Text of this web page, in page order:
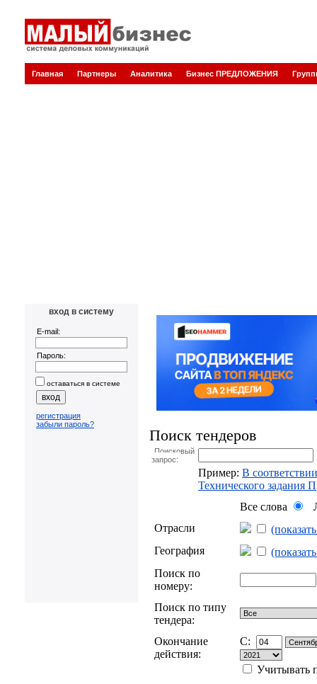
Главная Партнеры Аналитика Бизнес ПРЕДЛОЖЕНИЯ
вход в систему
E-mail:
Пароль:
оставаться в системе
регистрация
забыли пароль?
Поиск тендеров
Поисковый
запрос:
Пример: В
Технического задания
Все слова
Отрасли
География
Поиск по
номеру:
Поиск по типу
тендера:
Окончание
действия:
C:
Учитывать